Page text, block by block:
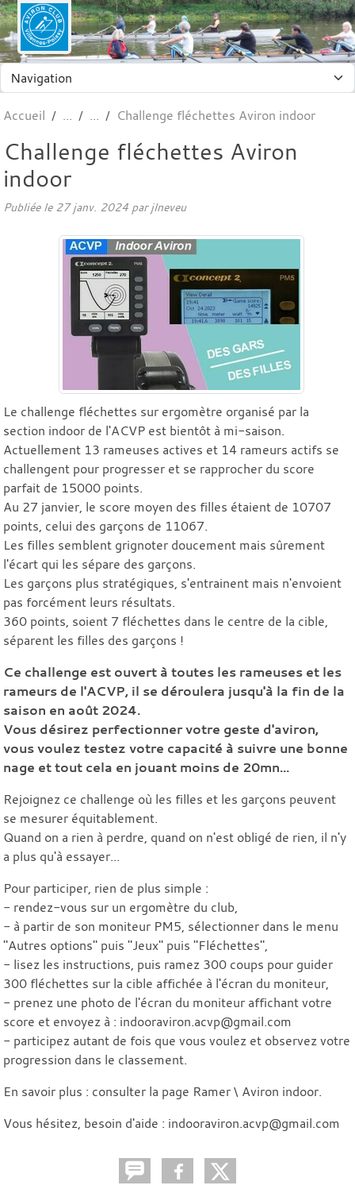
Accueil Challenge fléchettes Aviron indoor
Challenge fléchettes Aviron
indoor
Publiée le 27 janv. 2024 par jlneveu
Le challenge fléchettes sur ergomètre organisé par la
section indoor de l'ACVP est bientôt à mi-saison.
Actuellement 13 rameuses actives et 14 rameurs actifs se
challengent pour progresser et se rapprocher du score
parfait de 15000 points.
Au 27 janvier, le score moyen des filles étaient de 10707
points, celui des garçons de 11067.
Les filles semblent grignoter doucement mais sûrement
l'écart qui les sépare des garçons.
Les garçons plus stratégiques, s'entrainent mais n'envoient
pas forcément leurs résultats.
360 points, soient 7 fléchettes dans le centre de la cible,
séparent les filles des garçons !
Ce challenge est ouvert à toutes les rameuses et les
rameurs de l'ACVP, il se déroulera jusqu'à la fin de la
saison en août 2024.
Vous désirez perfectionner votre geste d'aviron,
vous voulez testez votre capacité à suivre une bonne
nage et tout cela en jouant moins de 20mn...
Rejoignez ce challenge où les filles et les garçons peuvent
se mesurer équitablement.
Quand on a rien à perdre, quand on n'est obligé de rien, il n'y
a plus qu'à essayer...
Pour participer, rien de plus simple :
- rendez-vous sur un ergomètre du club,
- à partir de son moniteur PM5, sélectionner dans le menu
"Autres options" puis "Jeux" puis "Fléchettes",
- lisez les instructions, puis ramez 300 coups pour guider
300 fléchettes sur la cible affichée à l'écran du moniteur,
- prenez une photo de l'écran du moniteur affichant votre
score et envoyez à : indooraviron.acvp@gmail.com
- participez autant de fois que vous voulez et observez votre
progression dans le classement.
En savoir plus : consulter la page Ramer \ Aviron indoor.
Vous hésitez, besoin d'aide : indooraviron.acvp@gmail.com
Panneau de gestion des cookies